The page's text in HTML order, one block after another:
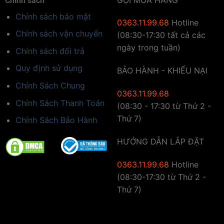
Chính sách bảo mật
Chính sách vận chuyển
Chính sách đổi trả
Quy định sử dụng
Chính Sách Chung
Chính Sách Thanh Toán
Chính Sách Bảo Hành
0363.11.99.68 Hotline
(08:30-17:30 tất cả các
ngày trong tuần)
BẢO HÀNH - KHIẾU NẠI
0363.11.99.68
(08:30 - 17:30 từ Thứ 2 -
Thứ 7)
HƯỚNG DẪN LẮP ĐẶT
0363.11.99.68 Hotline
(08:30-17:30 từ Thứ 2 -
Thứ 7)